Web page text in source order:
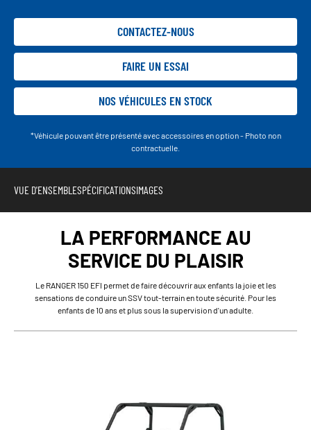
CONTACTEZ-NOUS
FAIRE UN ESSAI
NOS VÉHICULES EN STOCK
*Véhicule pouvant être présenté avec accessoires en option - Photo non
contractuelle.
VUE D'ENSEMBLESPÉCIFICATIONSIMAGES
LA PERFORMANCE AU
SERVICE DU PLAISIR
Le RANGER 150 EFI permet de faire découvrir aux enfants la joie et les
sensations de conduire un SSV tout-terrain en toute sécurité. Pour les
enfants de 10 ans et plus sous la supervision d'un adulte.